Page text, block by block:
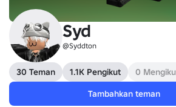
Syd
@Syddton
30 Teman 1.1K Pengikut
0
Tambahkan teman